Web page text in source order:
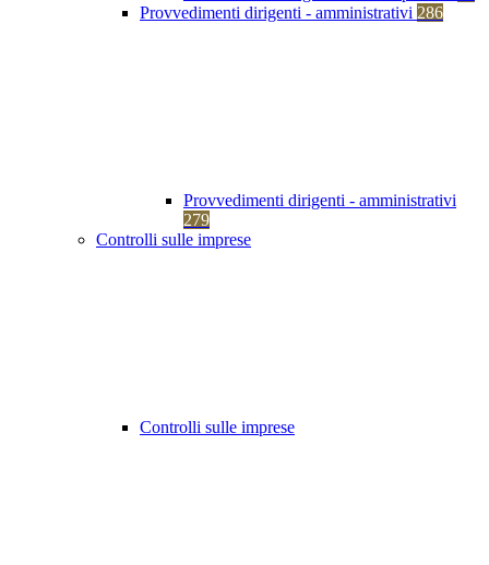
Provvedimenti dirigenti - amministrativi 286
Provvedimenti dirigenti - amministrativi
279
Controlli sulle imprese
Controlli sulle imprese